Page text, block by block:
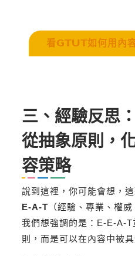
看GTUT如何用內
三、經驗反思
從抽象原則，
容策略
說到這裡，你可能會想，
E-A-T （經驗、專業、權
我們想強調的是：E-E-A-
則，而是可以在內容中被